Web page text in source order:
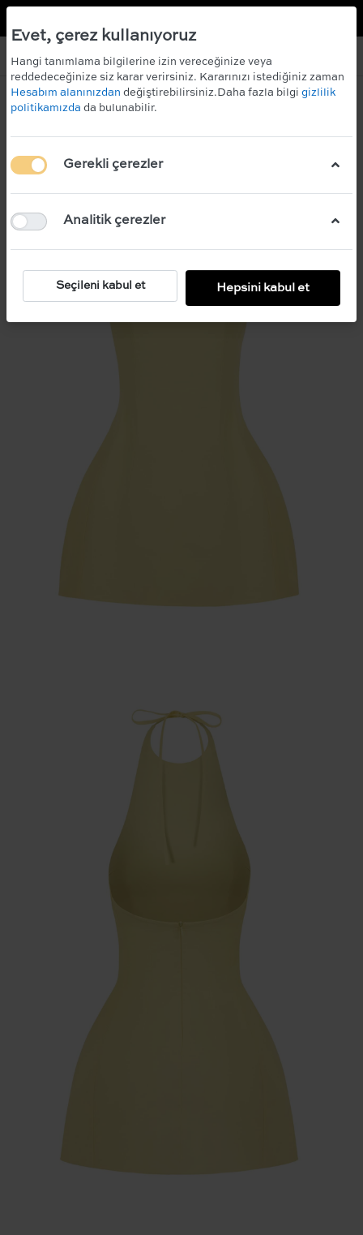
Evet, çerez kullanıyoruz
Hangi tanımlama bilgilerine izin vereceğinize veya
reddedeceğinize siz karar verirsiniz. Kararınızı istediğiniz zaman
Hesabım alanınızdan değiştirebilirsiniz.Daha fazla bilgi gizlilik
politikamızda da bulunabilir.
Gerekli çerezler
Analitik çerezler
Seçileni kabul et Hepsini kabul et